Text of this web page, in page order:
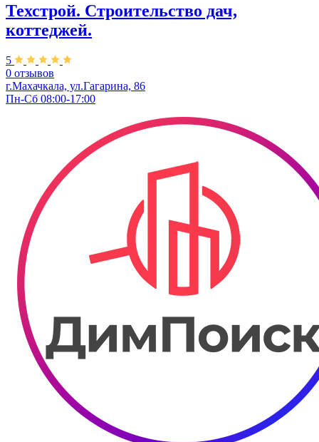
Техстрой. Строительство дач,
коттеджей.
5
0 отзывов
г.Махачкала, ул.Гагарина, 86
Пн-Сб 08:00-17:00